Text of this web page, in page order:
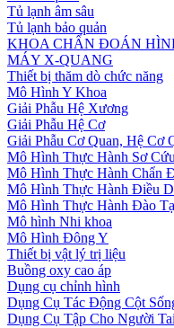
Tủ lạnh âm sâu
Tủ lạnh bảo quản
KHOA CHẨN ĐOÁN
MÁY X-QUANG
Thiết bị thăm dò chức năng
Mô Hình Y Khoa
Giải Phẫu Hệ Xương
Giải Phẫu Hệ Cơ
Giải Phẫu Cơ Quan, Hệ Cơ
Mô Hình Thực Hành Sơ
Mô Hình Thực Hành Chẩn
Mô Hình Thực Hành Điều
Mô Hình Thực Hành Đào
Mô hình Nhi khoa
Mô Hình Đông Y
Thiết bị vật lý trị liệu
Buồng oxy cao áp
Dụng cụ chỉnh hình
Dụng Cụ Tác Động Cột
Dụng Cụ Tập Cho Người